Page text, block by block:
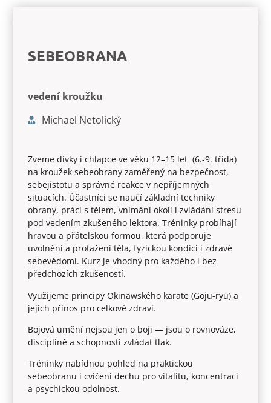
SEBEOBRANA
vedení kroužku
Michael Netolický
Zveme dívky i chlapce ve věku 12–15 let (6.-9. třída)
na kroužek sebeobrany zaměřený na bezpečnost,
sebejistotu a správné reakce v nepříjemných
situacích. Účastníci se naučí základní techniky
obrany, práci s tělem, vnímání okolí i zvládání stresu
pod vedením zkušeného lektora. Tréninky probíhají
hravou a přátelskou formou, která podporuje
uvolnění a protažení těla, fyzickou kondici i zdravé
sebevědomí. Kurz je vhodný pro každého i bez
předchozích zkušeností.
Využijeme principy Okinawského karate (Goju-ryu) a
jejich přínos pro celkové zdraví.
Bojová umění nejsou jen o boji — jsou o rovnováze,
disciplíně a schopnosti zvládat tlak.
Tréninky nabídnou pohled na praktickou
sebeobranu i cvičení dechu pro vitalitu, koncentraci
a psychickou odolnost.